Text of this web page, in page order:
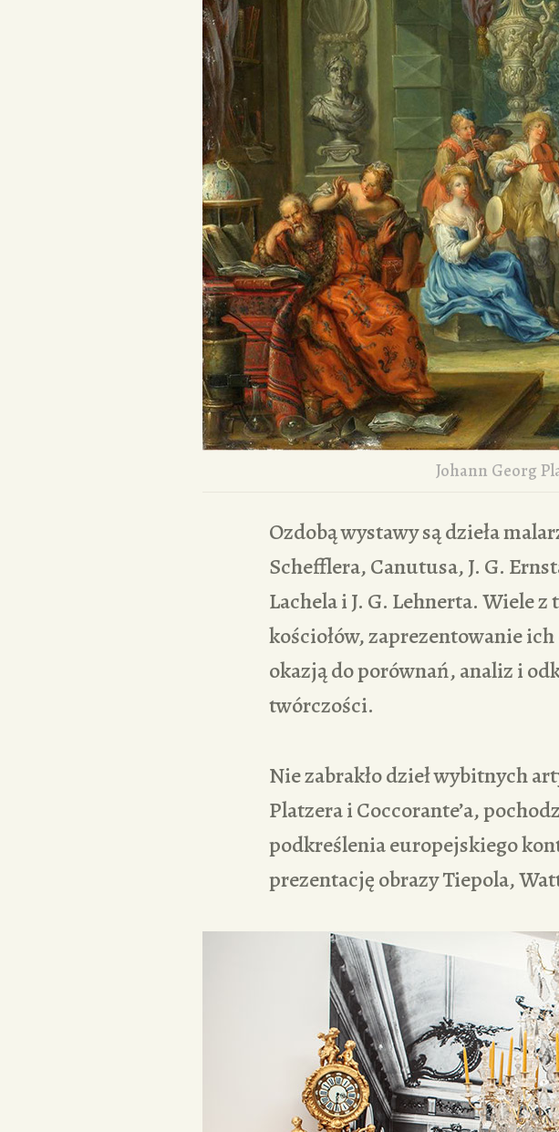
Johann Georg
Ozdobą wystawy są dzieła
Schefflera, Canutusa, J. G.
Lachela i J. G. Lehnerta. Wiele
kościołów, zaprezentowanie
okazją do porównań, analiz i
twórczości.
Nie zabrakło dzieł wybitnych
Platzera i Coccorante’a,
podkreślenia europejskiego
prezentację obrazy Tiepola,